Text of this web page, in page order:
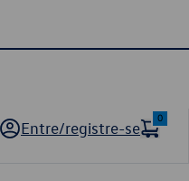
Entre/registre-se
0